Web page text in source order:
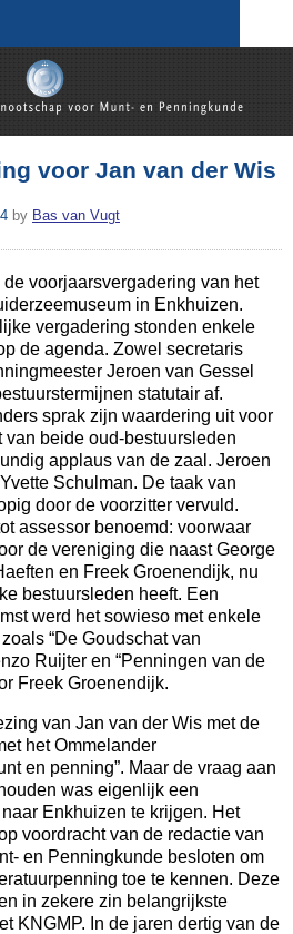
Genootschap voor Munt- en
voor Jan van der Wis
by Bas van Vugt
voorjaarsvergadering van het
in Enkhuizen.
vergadering stonden enkele
de agenda. Zowel secretaris
Jeroen van Gessel
statutair af.
sprak zijn waardering uit voor
beide oud-bestuursleden
applaus van de zaal. Jeroen
Schulman. De taak van
door de voorzitter vervuld.
assessor benoemd: voorwaar
de vereniging die naast George
en Freek Groenendijk, nu
bestuursleden heeft. Een
werd het sowieso met enkele
“De Goudschat van
Ruijter en “Penningen van de
Freek Groenendijk.
van Jan van der Wis met de
het Ommelander
en penning”. Maar de vraag aan
was eigenlijk een
Enkhuizen te krijgen. Het
voordracht van de redactie van
en Penningkunde besloten om
toe te kennen. Deze
in zekere zin belangrijkste
KNGMP. In de jaren dertig van de